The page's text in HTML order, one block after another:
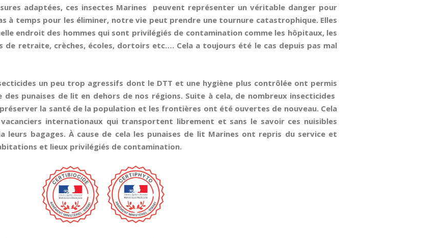
adaptées, ces insectes Marines peuvent représenter un véritable danger pour
à temps pour les éliminer, notre vie peut prendre une tournure catastrophique. Elles
endroit des hommes qui sont privilégiés de contamination comme les hôpitaux, les
de retraite, crèches, écoles, dortoirs etc…. Cela a toujours été le cas depuis pas mal
un peu trop agressifs dont le DTT et une hygiène plus contrôlée ont permis
punaises de lit en dehors de nos régions. Suite à cela, de nombreux insecticides
la santé de la population et les frontières ont été ouvertes de nouveau. Cela
internationaux qui transportent librement et sans le savoir ces nuisibles
leurs bagages. À cause de cela les punaises de lit Marines ont repris du service et
et lieux privilégiés de contamination.